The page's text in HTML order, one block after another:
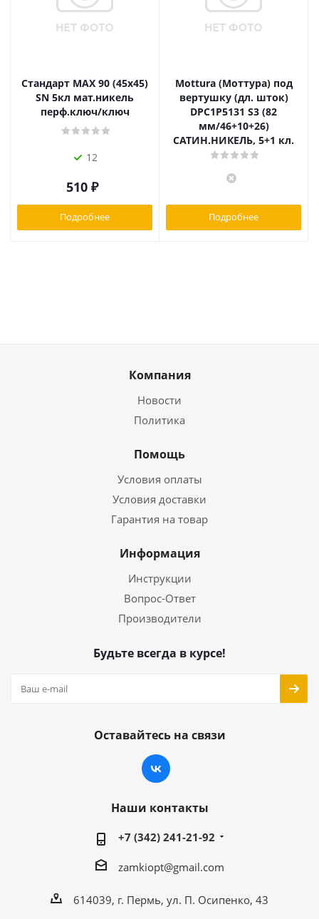
Стандарт MAX 90 (45х45)
SN 5кл мат.никель
перф.ключ/ключ
12
510 ₽
Подробнее
Mottura (Моттура) под
вертушку (дл. шток)
DPC1P5131 S3 (82
мм/46+10+26)
САТИН.НИКЕЛЬ, 5+1 кл.
Подробнее
Компания
Новости
Политика
Помощь
Условия оплаты
Условия доставки
Гарантия на товар
Информация
Инструкции
Вопрос-Ответ
Производители
Будьте всегда в курсе!
Оставайтесь на связи
Наши контакты
+7 (342) 241-21-92
zamkiopt@gmail.com
614039, г. Пермь, ул. П. Осипенко, 43